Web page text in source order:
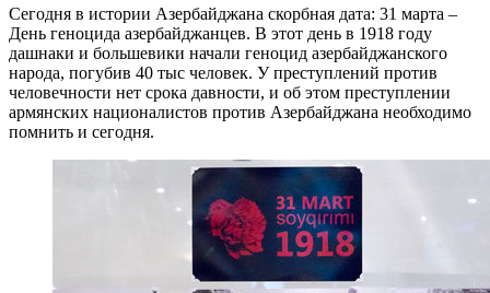
Сегодня в истории Азербайджана скорбная дата: 31 марта –
День геноцида азербайджанцев. В этот день в 1918 году
дашнаки и большевики начали геноцид азербайджанского
народа, погубив 40 тыс человек. У преступлений против
человечности нет срока давности, и об этом преступлении
армянских националистов против Азербайджана необходимо
помнить и сегодня.